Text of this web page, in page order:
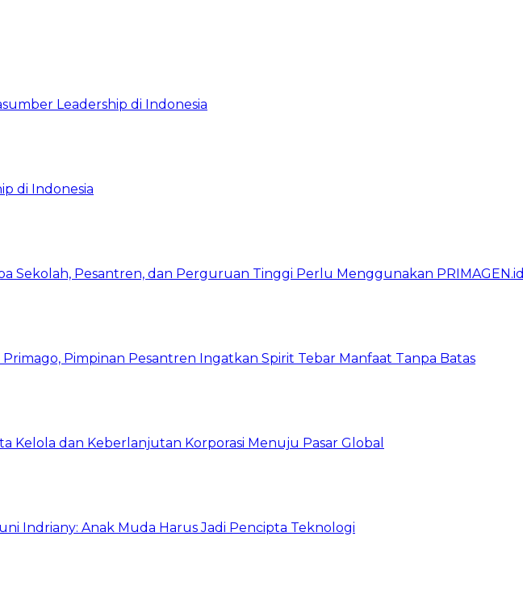
Leadership di Indonesia
di Indonesia
Sekolah, Pesantren, dan Perguruan Tinggi Perlu Menggunakan PRIMAGEN.id
Pimpinan Pesantren Ingatkan Spirit Tebar Manfaat Tanpa Batas
Kelola dan Keberlanjutan Korporasi Menuju Pasar Global
Indriany: Anak Muda Harus Jadi Pencipta Teknologi